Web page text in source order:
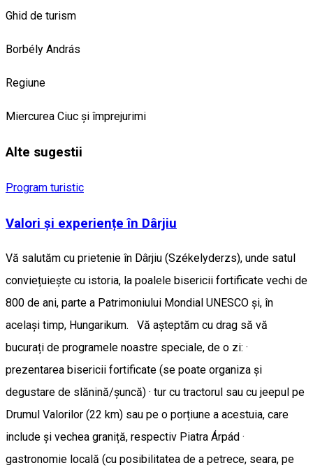
Ghid de turism
Borbély András
Regiune
Miercurea Ciuc și împrejurimi
Alte sugestii
Program turistic
Valori și experiențe în Dârjiu
Vă salutăm cu prietenie în Dârjiu (Székelyderzs), unde satul
conviețuiește cu istoria, la poalele bisericii fortificate vechi de
800 de ani, parte a Patrimoniului Mondial UNESCO și, în
același timp, Hungarikum. Vă așteptăm cu drag să vă
bucurați de programele noastre speciale, de o zi: ·
prezentarea bisericii fortificate (se poate organiza și
degustare de slănină/șuncă) · tur cu tractorul sau cu jeepul pe
Drumul Valorilor (22 km) sau pe o porțiune a acestuia, care
include și vechea graniță, respectiv Piatra Árpád ·
gastronomie locală (cu posibilitatea de a petrece, seara, pe